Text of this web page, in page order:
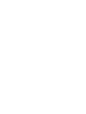
אאוטלנדר